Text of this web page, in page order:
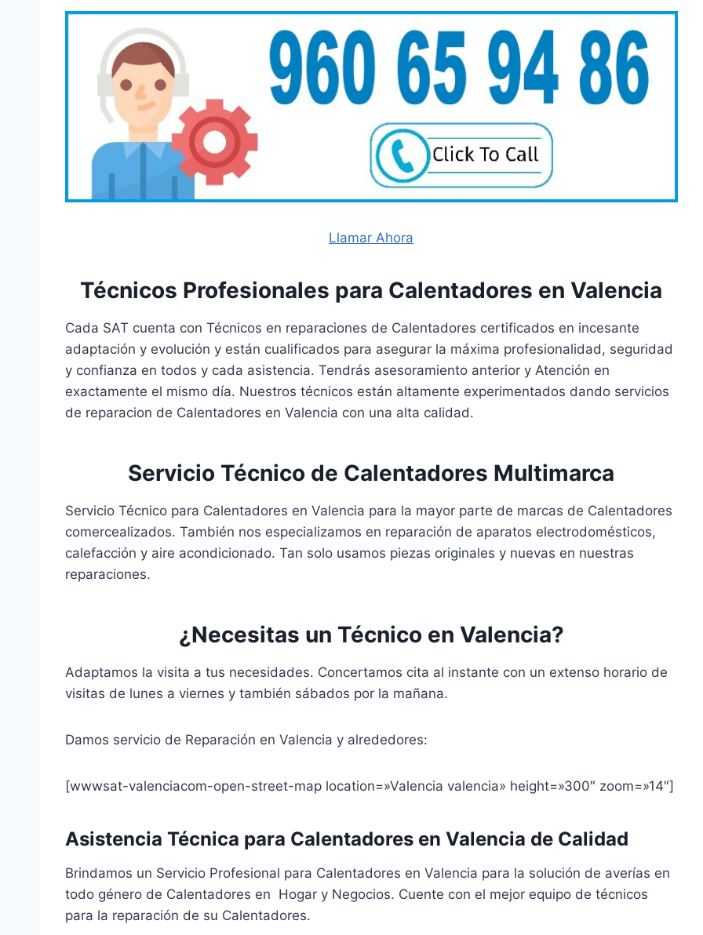
Llamar Ahora
Técnicos Profesionales para Calentadores en Valencia
Cada SAT cuenta con Técnicos en reparaciones de Calentadores certificados en incesante
adaptación y evolución y están cualificados para asegurar la máxima profesionalidad, seguridad
y confianza en todos y cada asistencia. Tendrás asesoramiento anterior y Atención en
exactamente el mismo día. Nuestros técnicos están altamente experimentados dando servicios
de reparacion de Calentadores en Valencia con una alta calidad.
Servicio Técnico de Calentadores Multimarca
Servicio Técnico para Calentadores en Valencia para la mayor parte de marcas de Calentadores
comercealizados. También nos especializamos en reparación de aparatos electrodomésticos,
calefacción y aire acondicionado. Tan solo usamos piezas originales y nuevas en nuestras
reparaciones.
¿Necesitas un Técnico en Valencia?
Adaptamos la visita a tus necesidades. Concertamos cita al instante con un extenso horario de
visitas de lunes a viernes y también sábados por la mañana.
Damos servicio de Reparación en Valencia y alrededores:
[wwwsat-valenciacom-open-street-map location=»Valencia valencia» height=»300″ zoom=»14″]
Asistencia Técnica para Calentadores en Valencia de Calidad
Brindamos un Servicio Profesional para Calentadores en Valencia para la solución de averías en
todo género de Calentadores en Hogar y Negocios. Cuente con el mejor equipo de técnicos
para la reparación de su Calentadores.